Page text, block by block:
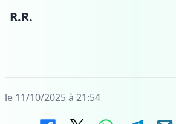
R.R.
le 11/10/2025 à 21:54